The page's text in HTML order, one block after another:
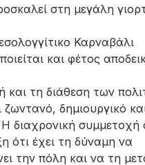
στη μεγάλη
Καρναβάλι
και φέτος
και τη διάθεση των
ζωντανό, δημιουργικό
διαχρονική συμμετοχή
ότι έχει τη δύναμη να
την πόλη και να τη